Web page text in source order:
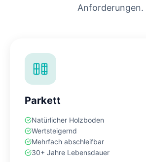
Anforderungen.
Parkett
Natürlicher Holzboden
Wertsteigernd
Mehrfach abschleifbar
30+ Jahre Lebensdauer